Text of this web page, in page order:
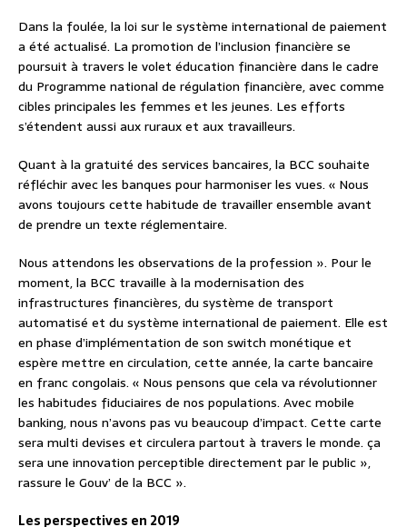
Dans la foulée, la loi sur le système international de paiement
a été actualisé. La promotion de l’inclusion financière se
poursuit à travers le volet éducation financière dans le cadre
du Programme national de régulation financière, avec comme
cibles principales les femmes et les jeunes. Les efforts
s’étendent aussi aux ruraux et aux travailleurs.
Quant à la gratuité des services bancaires, la BCC souhaite
réfléchir avec les banques pour harmoniser les vues. « Nous
avons toujours cette habitude de travailler ensemble avant
de prendre un texte réglementaire.
Nous attendons les observations de la profession ». Pour le
moment, la BCC travaille à la modernisation des
infrastructures financières, du système de transport
automatisé et du système international de paiement. Elle est
en phase d’implémentation de son switch monétique et
espère mettre en circulation, cette année, la carte bancaire
en franc congolais. « Nous pensons que cela va révolutionner
les habitudes fiduciaires de nos populations. Avec mobile
banking, nous n’avons pas vu beaucoup d’impact. Cette carte
sera multi devises et circulera partout à travers le monde. ça
sera une innovation perceptible directement par le public »,
rassure le Gouv’ de la BCC ».
Les perspectives en 2019